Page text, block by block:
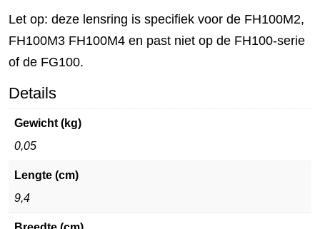
Let op: deze lensring is specifiek voor de FH100M2,
FH100M3 FH100M4 en past niet op de FH100-serie
of de FG100.
Details
Gewicht (kg)
0,05
Lengte (cm)
9,4